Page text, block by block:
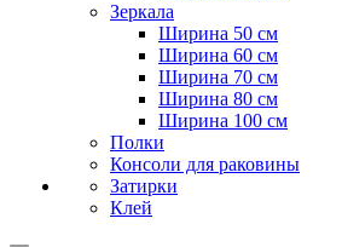
Зеркала
Ширина 50 см
Ширина 60 см
Ширина 70 см
Ширина 80 см
Ширина 100 см
Полки
Консоли для раковины
Затирки
Клей